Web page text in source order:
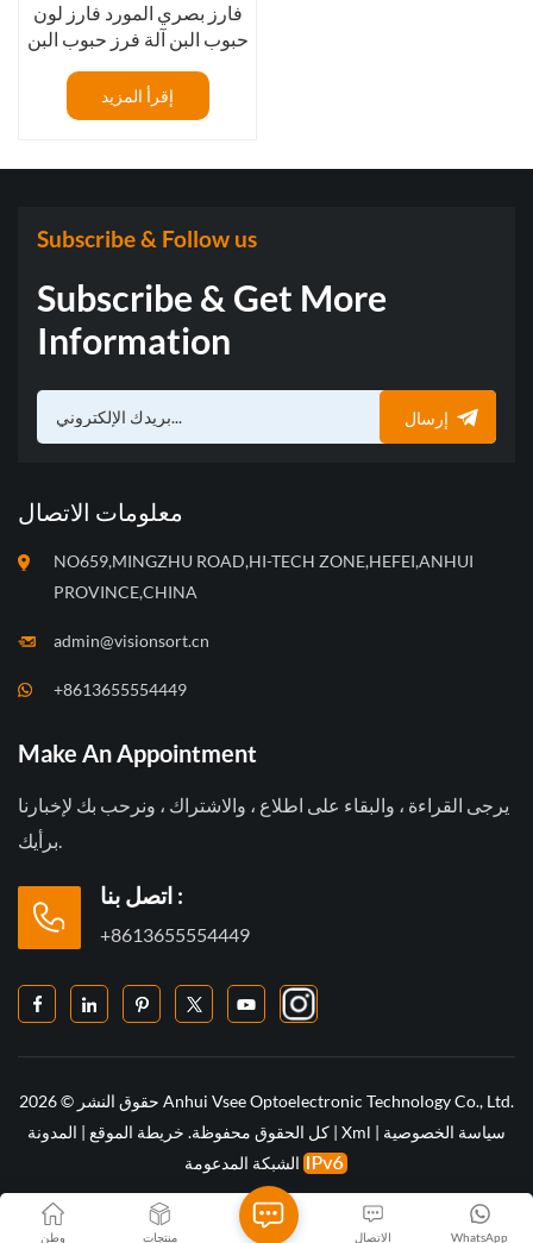
فارز بصري المورد فارز لون
حبوب البن آلة فرز حبوب البن
القهوة
إقرأ المزيد
Subscribe & Follow us
Subscribe & Get More
Information
إرسال
معلومات الاتصال
NO659,MINGZHU ROAD,HI-TECH ZONE,HEFEI,ANHUI
PROVINCE,CHINA
admin@visionsort.cn
+8613655554449
Make An Appointment
يرجى القراءة ، والبقاء على اطلاع ، والاشتراك ، ونرحب بك لإخبارنا
برأيك.
اتصل بنا :
+8613655554449
حقوق النشر © 2026 Anhui Vsee Optoelectronic Technology Co., Ltd.
كل الحقوق محفوظة. خريطة الموقع المدونة Xml
سياسة الخصوصية
الشبكة المدعومة
وطن منتجات WhatsApp الاتصال